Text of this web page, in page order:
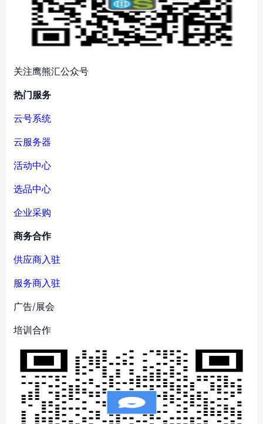
关注鹰熊汇公众号
热门服务
云号系统
云服务器
活动中心
选品中心
企业采购
商务合作
供应商入驻
服务商入驻
广告/展会
培训合作